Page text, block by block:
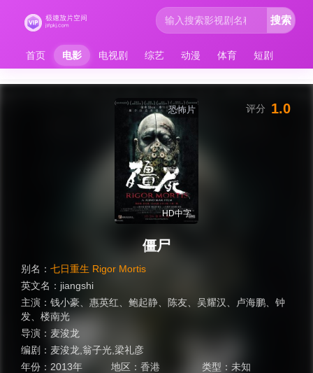
首页 电影 电视剧 综艺 动漫 体育 短剧
搜索
恐怖片
HD中字
僵尸
别名： 七日重生 Rigor Mortis
英文名： jiangshi
主演： 钱小豪 惠英红 鲍起静 陈友 吴耀汉 卢海鹏
钟
发
楼南光
导演： 麦浚龙
编剧： 麦浚龙,翁子光,梁礼彦
年份： 2013年 地区：香港 类型： 未知
评分 1.0